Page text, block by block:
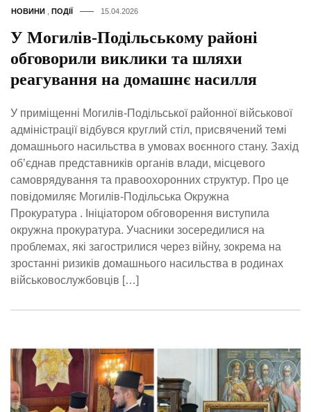
НОВИНИ ПОДІЇ 15.04.2026
У Могилів-Подільському районі
обговорили виклики та шляхи
реагування на домашнє насилля
У приміщенні Могилів-Подільської районної військової
адміністрації відбувся круглий стіл, присвячений темі
домашнього насильства в умовах воєнного стану. Захід
об’єднав представників органів влади, місцевого
самоврядування та правоохоронних структур. Про це
повідомиляє Могилів-Подільська Окружна
Прокуратура . Ініціатором обговорення виступила
окружна прокуратура. Учасники зосередилися на
проблемах, які загострилися через війну, зокрема на
зростанні ризиків домашнього насильства в родинах
військовослужбовців […]